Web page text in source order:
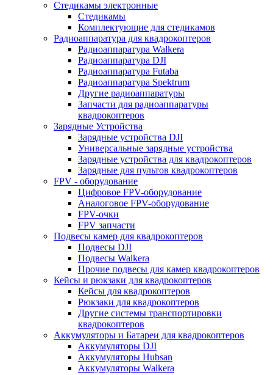
Cтедикамы электронные
Стедикамы
Комплектующие для стедикамов
Радиоаппаратура для квадрокоптеров
Радиоаппаратура Walkera
Радиоаппаратура DJI
Радиоаппаратура Futaba
Радиоаппаратура Spektrum
Другие радиоаппаратуры
Запчасти для радиоаппаратуры
квадрокоптеров
Зарядные Устройства
Зарядные устройства DJI
Универсальные зарядные устройства
Зарядные устройства для квадрокоптеров
Зарядные для пультов квадрокоптеров
FPV - оборудование
Цифровое FPV-оборудование
Аналоговое FPV-оборудование
FPV-очки
FPV запчасти
Подвесы камер для квадрокоптеров
Подвесы DJI
Подвесы Walkera
Прочие подвесы для камер квадрокоптеров
Кейсы и рюкзаки для квадрокоптеров
Кейсы для квадрокоптеров
Рюкзаки для квадрокоптеров
Другие системы транспортировки
квадрокоптеров
Аккумуляторы и Батареи для квадрокоптеров
Аккумуляторы DJI
Аккумуляторы Hubsan
Аккумуляторы Walkera